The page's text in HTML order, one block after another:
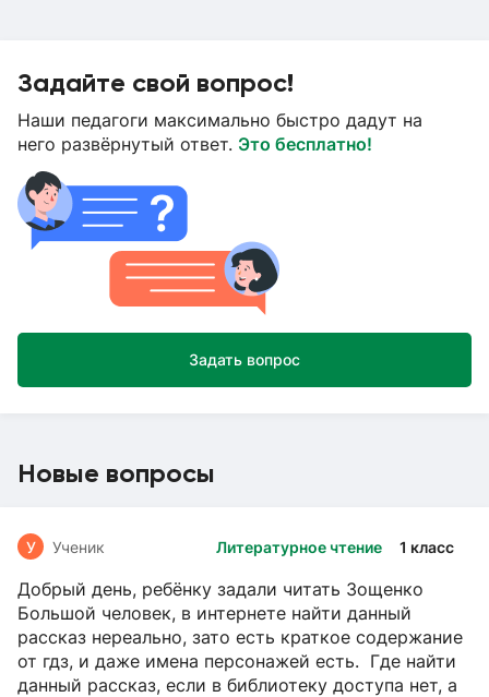
Задайте свой вопрос!
Наши педагоги максимально быстро дадут на
него развёрнутый ответ. Это бесплатно!
Задать вопрос
Новые вопросы
Литературное чтение 1 класс
У Ученик
Добрый день, ребёнку задали читать Зощенко
Большой человек, в интернете найти данный
рассказ нереально, зато есть краткое содержание
от гдз, и даже имена персонажей есть. Где найти
данный рассказ, если в библиотеку доступа нет, а